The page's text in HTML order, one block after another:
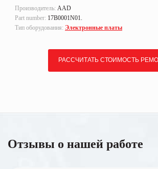
Производитель: AAD
Part number: 17B0001N01.
Тип оборудования: Электронные платы
РАССЧИТАТЬ СТОИМОСТЬ
Отзывы о нашей работе